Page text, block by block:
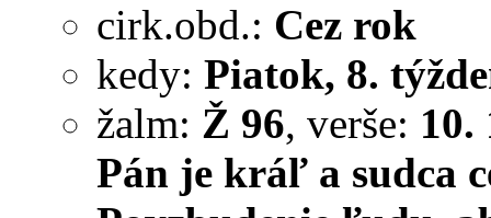
cirk.obd.: Cez rok
kedy: Piatok, 8.
žalm: Ž 96, verše: 10.
Pán je kráľ a sudca